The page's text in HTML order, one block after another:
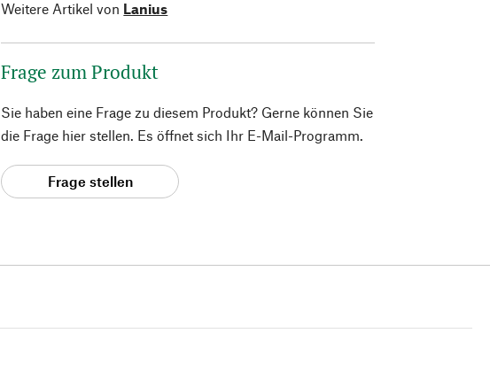
Weitere Artikel von Lanius
Frage zum Produkt
Sie haben eine Frage zu diesem Produkt? Gerne können Sie
die Frage hier stellen. Es öffnet sich Ihr E-Mail-Programm.
Frage stellen